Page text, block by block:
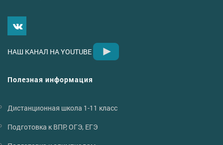
НАШ КАНАЛ НА YOUTUBE
Полезная информация
Дистанционная школа 1-11 класс
Подготовка к ВПР, ОГЭ, ЕГЭ